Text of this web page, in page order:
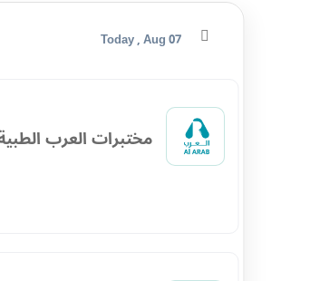
مختبرات العرب